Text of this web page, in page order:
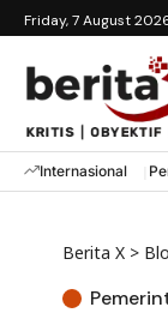
Friday, 7 August
Internasional
Berita X >